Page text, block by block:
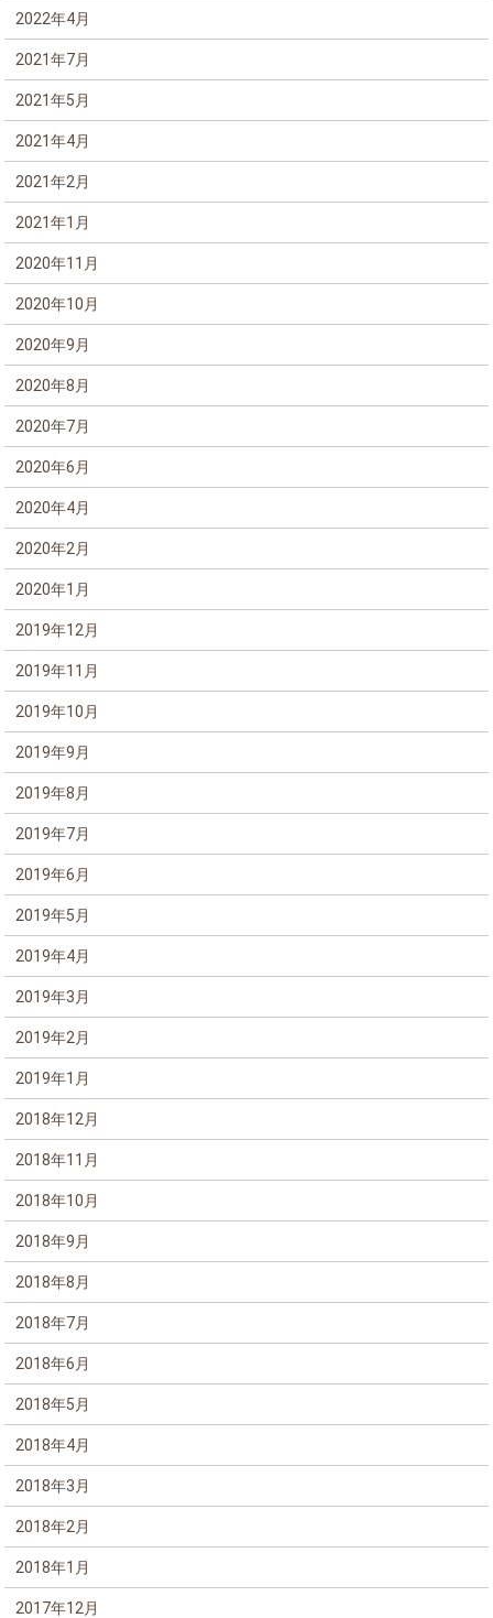
2022年4月
2021年7月
2021年5月
2021年4月
2021年2月
2021年1月
2020年11月
2020年10月
2020年9月
2020年8月
2020年7月
2020年6月
2020年4月
2020年2月
2020年1月
2019年12月
2019年11月
2019年10月
2019年9月
2019年8月
2019年7月
2019年6月
2019年5月
2019年4月
2019年3月
2019年2月
2019年1月
2018年12月
2018年11月
2018年10月
2018年9月
2018年8月
2018年7月
2018年6月
2018年5月
2018年4月
2018年3月
2018年2月
2018年1月
2017年12月